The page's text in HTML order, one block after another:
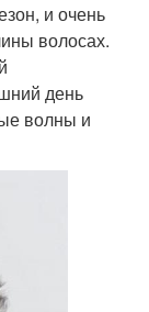
и очень
волосах.
день
волны и